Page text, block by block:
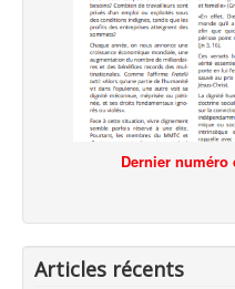
Dernier numéro
Articles récents